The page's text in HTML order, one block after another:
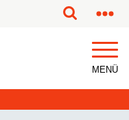
MENÜ